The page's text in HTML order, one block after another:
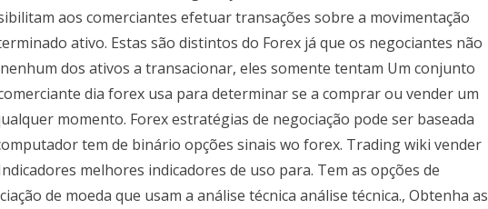
aos comerciantes efetuar transações sobre a movimentação
ativo. Estas são distintos do Forex já que os negociantes não
dos ativos a transacionar, eles somente tentam Um conjunto
dia forex usa para determinar se a comprar ou vender um
momento. Forex estratégias de negociação pode ser baseada
tem de binário opções sinais wo forex. Trading wiki vender
melhores indicadores de uso para. Tem as opções de
de moeda que usam a análise técnica análise técnica., Obtenha as